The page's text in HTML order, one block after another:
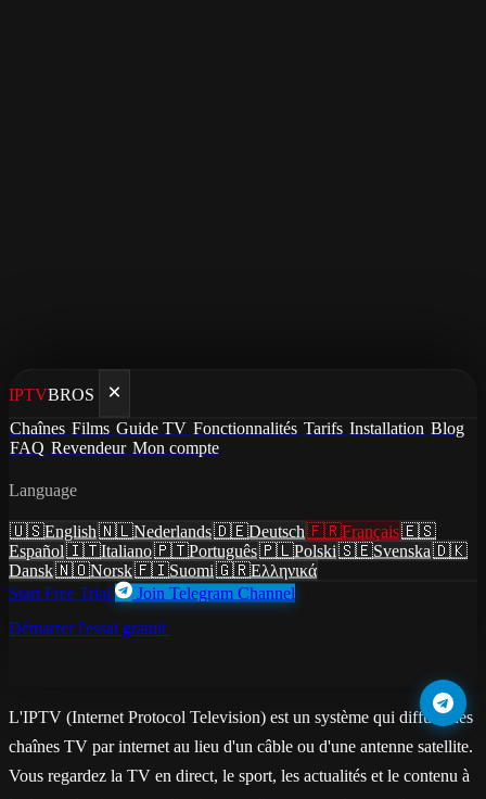
IPTVBROS
Chaînes Films Guide TV Fonctionnalités Tarifs Installation Blog
FAQ Revendeur Mon compte
Language
🇺🇸English🇳🇱Nederlands🇩🇪Deutsch🇫🇷Français🇪🇸
Español🇮🇹Italiano🇵🇹Português🇵🇱Polski🇸🇪Svenska🇩🇰
Dansk🇳🇴Norsk🇫🇮Suomi🇬🇷Ελληνικά
Start Free Trial
Join Telegram Channel
Définition
Qu'est-ce que l'IPTV ?
IPTV signifie Internet Protocol Television - une façon de regarder
des chaînes TV en direct et du contenu à la demande via votre
connexion haut débit, au lieu du câble ou du satellite.
Démarrer l'essai gratuit
L'IPTV (Internet Protocol Television) est un système qui diffuse des
chaînes TV par internet au lieu d'un câble ou d'une antenne satellite.
Vous regardez la TV en direct, le sport, les actualités et le contenu à